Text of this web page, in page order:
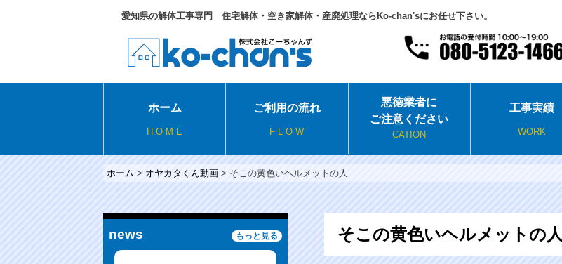
愛知県の解体工事専門 住宅解体・空き家解体・産廃処理ならKo-chan'sにお任せ下さい。
ホーム
H O M E
ご利用の流れ
F L O W
悪徳業者に
ご注意ください
CATION
工事実績
WORK
ホーム > オヤカタくん動画 > そこの黄色いヘルメットの人
そこの黄色いヘルメットの人
news もっと見る